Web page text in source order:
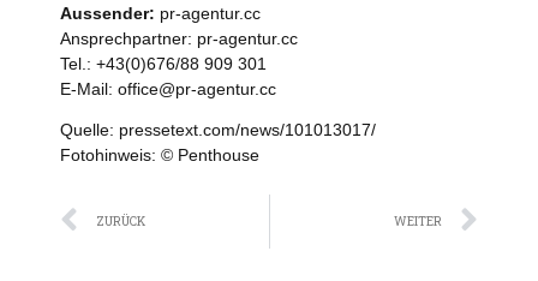
Aussender: pr-agentur.cc
Ansprechpartner: pr-agentur.cc
Tel.: +43(0)676/88 909 301
E-Mail: office@pr-agentur.cc
Quelle: pressetext.com/news/101013017/
Fotohinweis: © Penthouse
Zurück
ZURÜCK WEITER